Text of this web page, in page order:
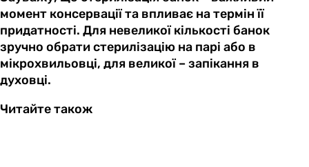
момент консервації та впливає на термін її
придатності. Для невеликої кількості банок
зручно обрати стерилізацію на парі або в
мікрохвильовці, для великої – запікання в
духовці.
Читайте також